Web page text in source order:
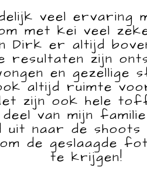
veel ervaring
met kei veel
Dirk er altijd
resultaten zijn
en gezellige
altijd ruimte
zijn ook hele
van mijn
uit naar de shoots
de geslaagde
te krijgen!